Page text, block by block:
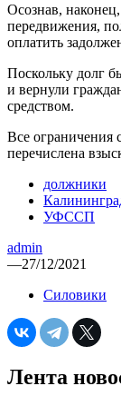
Осознав,
передвижения,
оплатить
Поскольку долг
и вернули
средством.
Все ограничения
перечислена
должники
УФССП
admin
—27/12/2021
Силовики
Лента